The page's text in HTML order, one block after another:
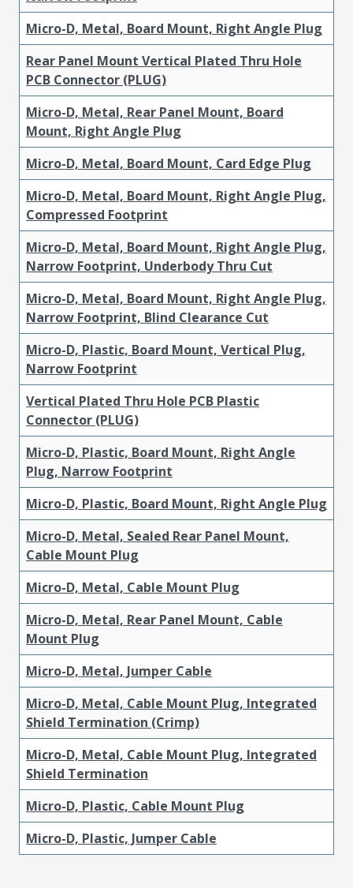
Micro-D, Metal, Board Mount, Right Angle Plug
Rear Panel Mount Vertical Plated Thru Hole
PCB Connector (PLUG)
Micro-D, Metal, Rear Panel Mount, Board
Mount, Right Angle Plug
Micro-D, Metal, Board Mount, Card Edge Plug
Micro-D, Metal, Board Mount, Right Angle Plug,
Compressed Footprint
Micro-D, Metal, Board Mount, Right Angle Plug,
Narrow Footprint, Underbody Thru Cut
Micro-D, Metal, Board Mount, Right Angle Plug,
Narrow Footprint, Blind Clearance Cut
Micro-D, Plastic, Board Mount, Vertical Plug,
Narrow Footprint
Vertical Plated Thru Hole PCB Plastic
Connector (PLUG)
Micro-D, Plastic, Board Mount, Right Angle
Plug, Narrow Footprint
Micro-D, Plastic, Board Mount, Right Angle Plug
Micro-D, Metal, Sealed Rear Panel Mount,
Cable Mount Plug
Micro-D, Metal, Cable Mount Plug
Micro-D, Metal, Rear Panel Mount, Cable
Mount Plug
Micro-D, Metal, Jumper Cable
Micro-D, Metal, Cable Mount Plug, Integrated
Shield Termination (Crimp)
Micro-D, Metal, Cable Mount Plug, Integrated
Shield Termination
Micro-D, Plastic, Cable Mount Plug
Micro-D, Plastic, Jumper Cable